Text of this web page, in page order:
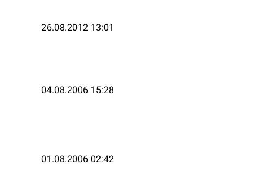
26.08.2012 13:01
04.08.2006 15:28
01.08.2006 02:42